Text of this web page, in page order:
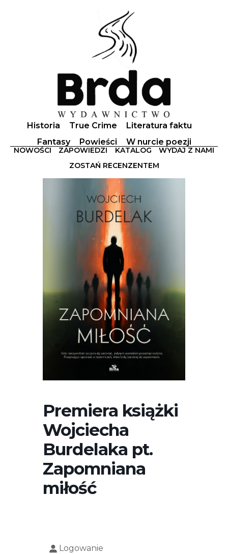
Historia True Crime
Literatura faktu
Fantasy
Powieści W nurcie poezji
NOWOŚCI ZAPOWIEDZI KATALOG
WYDAJ Z NAMI
ZOSTAŃ RECENZENTEM
Premiera książki
Wojciecha
Burdelaka pt.
Zapomniana
miłość
Logowanie